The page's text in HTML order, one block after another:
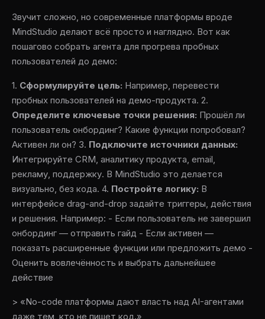
Звучит сложно, но современные платформы вроде
MindStudio делают всё просто и наглядно. Вот как
пошагово собрать агента для прогрева пробных
пользователей до демо:
1. Сформулируйте цель: Например, перевести
пробных пользователей на демо-продукта. 2.
Определите ключевые точки решения: Прошёл ли
пользователь онбординг? Какие функции попробовал?
Активен ли он? 3. Подключите источники данных:
Интегрируйте CRM, аналитику продукта, email,
рекламу, поддержку. В MindStudio это делается
визуально, без кода. 4. Постройте логику: В
интерфейсе drag-and-drop задайте триггеры, действия
и решения. Например: - Если пользователь не завершил
онбординг — отправить гайд - Если активен —
показать расширенные функции или предложить демо -
Оценить вовлечённость и выбрать дальнейшее
действие
> «No-code платформы дают власть над AI-агентами
даже тем, кто не пишет код.»